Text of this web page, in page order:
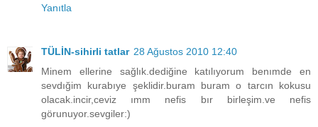
Yanıtla
TÜLİN-sihirli tatlar 28 Ağustos 2010 12:40
Minem ellerine sağlık.dediğine katılıyorum benımde en
sevdığim kurabıye şeklidir.buram buram o tarcın kokusu
olacak.incir,ceviz ımm nefis bır birleşim.ve nefis
görunuyor.sevgiler:)